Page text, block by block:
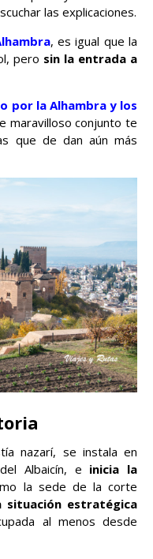
las explicaciones.
, es igual que la
pero sin la entrada a
por la Alhambra y los
maravilloso conjunto te
que de dan aún más
nazarí, se instala en
Albaicín, e inicia la
la sede de la corte
situación estratégica
al menos desde